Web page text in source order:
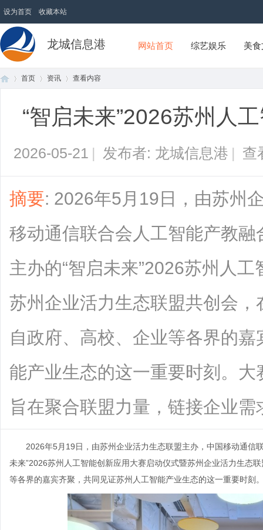
设为首页 收藏本站
龙城信息港 网站首页 综艺娱乐 美
首页
›
资讯 查看内容
“智启未来”2026苏州人
2026-05-21 | 发布者: 龙城信息港 | 查
摘要: 2026年5月19日，由苏州
移动通信联合会人工智能产教
主办的“智启未来”2026苏州人
苏州企业活力生态联盟共创会
自政府、高校、企业等各界的
能产业生态的这一重要时刻。
旨在聚合联盟力量，链接企业需
2026年5月19日，由苏州企业活力生态联盟主办，中国移动通信
未来”2026苏州人工智能创新应用大赛启动仪式暨苏州企业活力生态
等各界的嘉宾齐聚，共同见证苏州人工智能产业生态的这一重要时刻